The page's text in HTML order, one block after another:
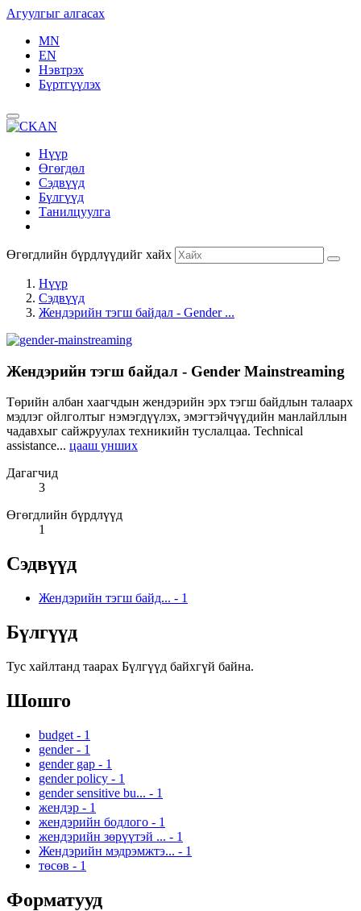
Агуулгыг алгасах
MN
EN
Нэвтрэх
Бүртгүүлэх
Нүүр
Өгөгдөл
Сэдвүүд
Бүлгүүд
Танилцуулга
Өгөгдлийн бүрдлүүдийг хайх
Нүүр
Сэдвүүд
Жендэрийн тэгш байдал - Gender ...
Жендэрийн тэгш байдал - Gender Mainstreaming
Төрийн албан хаагчдын жендэрийн эрх тэгш байдлын талаарх
мэдлэг ойлголтыг нэмэгдүүлэх, эмэгтэйчүүдийн манлайллын
чадавхыг сайжруулах техникийн туслалцаа. Technical
assistance... цааш унших
Дагагчид
3
Өгөгдлийн бүрдлүүд
1
Сэдвүүд
Жендэрийн тэгш байд... - 1
Бүлгүүд
Тус хайлтанд таарах Бүлгүүд байхгүй байна.
Шошго
budget - 1
gender - 1
gender gap - 1
gender policy - 1
gender sensitive bu... - 1
жендэр - 1
жендэрийн бодлого - 1
жендэрийн зөрүүтэй ... - 1
Жендэрийн мэдрэмжтэ... - 1
төсөв - 1
Форматууд